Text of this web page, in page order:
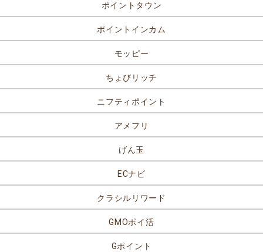
ポイントタウン
ポイントインカム
モッピー
ちょびリッチ
ニフティポイント
アメフリ
げん玉
ECナビ
クラシルリワード
GMOポイ活
Gポイント